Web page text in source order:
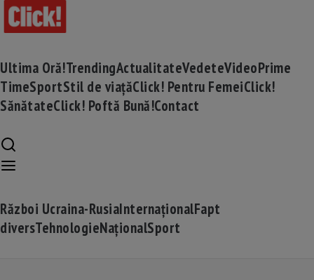
Ultima Oră!TrendingActualitateVedeteVideoPrime
TimeSportStil de viațăClick! Pentru FemeiClick!
SănătateClick! Poftă Bună!Contact
Război Ucraina-RusiaInternaționalFapt
diversTehnologieNaționalSport